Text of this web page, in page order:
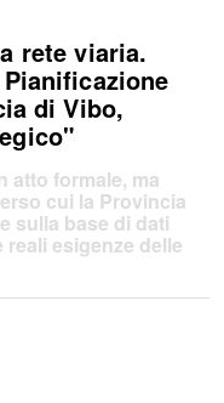
rete viaria.
di Vibo,
atto formale, ma
cui la Provincia
sulla base di dati
esigenze delle